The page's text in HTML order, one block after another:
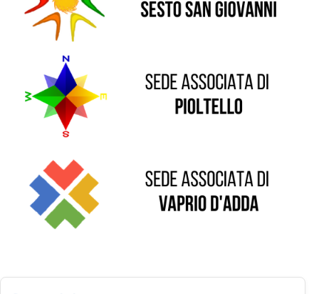
Sede di Vaprio D'Adda